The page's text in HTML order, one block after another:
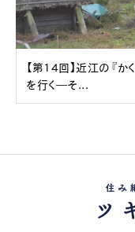
【第14回】近江の『か
を行く―そ...